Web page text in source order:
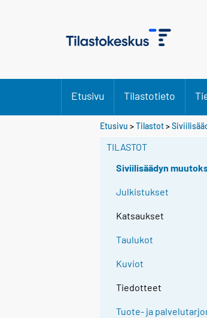
Etusivu Tilastotieto
Etusivu >Tilastot>
TILASTOT
Siviilisäädyn
Julkistukset
Katsaukset
Taulukot
Kuviot
Tiedotteet
Tuote- ja